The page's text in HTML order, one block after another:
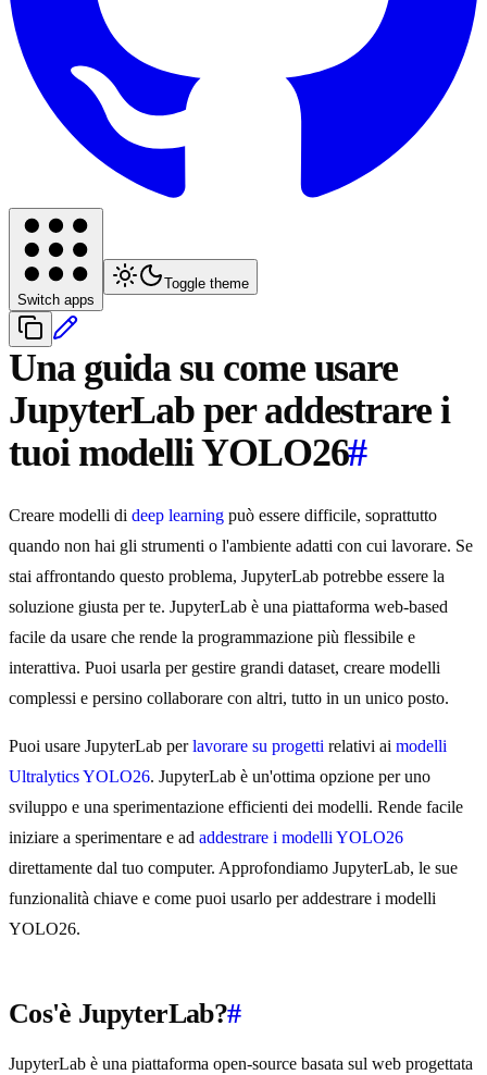
Switch apps
Toggle theme
Una guida su come usare
JupyterLab per addestrare i
tuoi modelli YOLO26#
Creare modelli di deep learning può essere difficile, soprattutto
quando non hai gli strumenti o l'ambiente adatti con cui lavorare. Se
stai affrontando questo problema, JupyterLab potrebbe essere la
soluzione giusta per te. JupyterLab è una piattaforma web-based
facile da usare che rende la programmazione più flessibile e
interattiva. Puoi usarla per gestire grandi dataset, creare modelli
complessi e persino collaborare con altri, tutto in un unico posto.
Puoi usare JupyterLab perlavorare su progetti relativi ai modelli
Ultralytics YOLO26. JupyterLab è un'ottima opzione per uno
sviluppo e una sperimentazione efficienti dei modelli. Rende facile
iniziare a sperimentare e ad addestrare i modelli YOLO26
direttamente dal tuo computer. Approfondiamo JupyterLab, le sue
funzionalità chiave e come puoi usarlo per addestrare i modelli
YOLO26.
Cos'è JupyterLab?#
JupyterLab è una piattaforma open-source basata sul web progettata